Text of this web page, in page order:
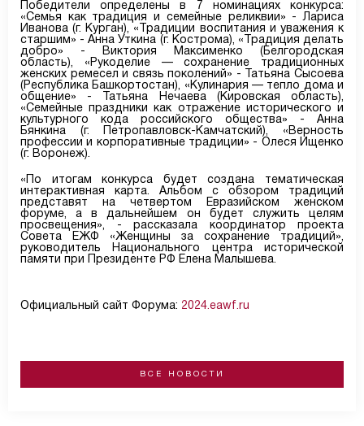
Победители определены в 7 номинациях конкурса:
«Семья как традиция и семейные реликвии» - Лариса
Иванова (г. Курган), «Традиции воспитания и уважения к
старшим» - Анна Уткина (г. Кострома), «Традиция делать
добро» - Виктория Максименко (Белгородская
область), «Рукоделие — сохранение традиционных
женских ремесел и связь поколений» - Татьяна Сысоева
(Республика Башкортостан), «Кулинария — тепло дома и
общение» - Татьяна Нечаева (Кировская область),
«Семейные праздники как отражение исторического и
культурного кода российского общества» - Анна
Бянкина (г. Петропавловск-Камчатский), «Верность
профессии и корпоративные традиции» - Олеся Ищенко
(г. Воронеж).
«По итогам конкурса будет создана тематическая
интерактивная карта. Альбом с обзором традиций
представят на четвертом Евразийском женском
форуме, а в дальнейшем он будет служить целям
просвещения», - рассказала координатор проекта
Совета ЕЖФ «Женщины за сохранение традиций»,
руководитель Национального центра исторической
памяти при Президенте РФ Елена Малышева.
Официальный сайт Форума: 2024.eawf.ru
ВСЕ НОВОСТИ